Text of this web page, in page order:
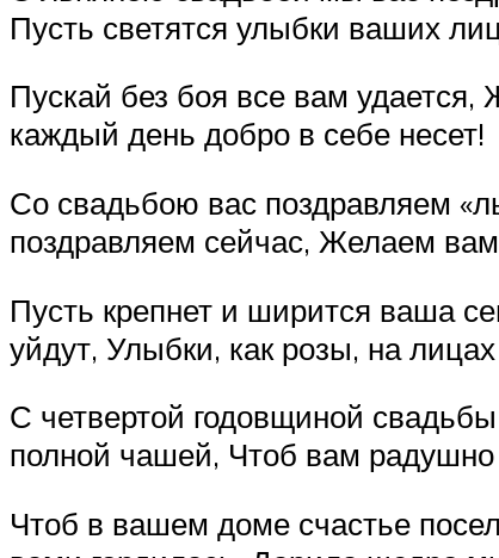
Пусть светятся улыбки ваших
Пускай без боя все вам
каждый день добро в себе несет!
Со свадьбою вас поздравляем
поздравляем сейчас, Желаем
Пусть крепнет и ширится ваша
уйдут, Улыбки, как розы, на лицах
С четвертой годовщиной
полной чашей, Чтоб вам радушно
Чтоб в вашем доме счастье